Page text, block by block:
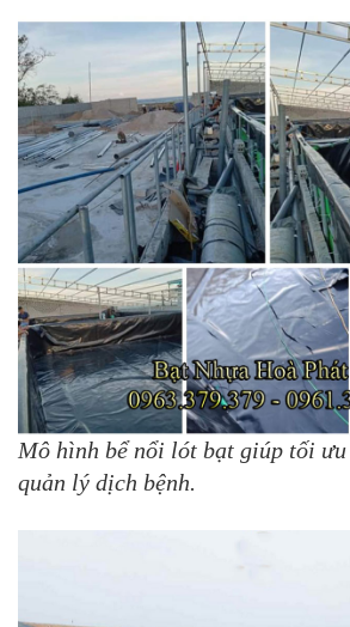
Mô hình bể nổi lót bạt giúp tối
quản lý dịch bệnh.